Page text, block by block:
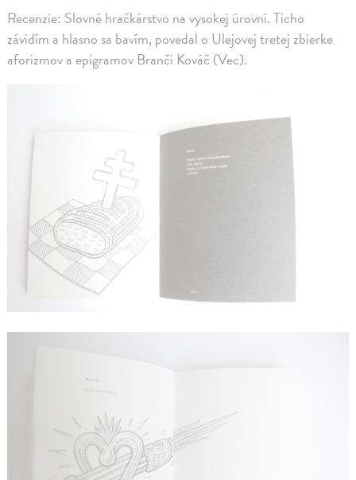
Recenzie: Slovné hračkárstvo na vysokej úrovni. Ticho
závidím a hlasno sa bavím, povedal o Ulejovej tretej zbierke
aforizmov a epigramov Branči Kováč (Vec).